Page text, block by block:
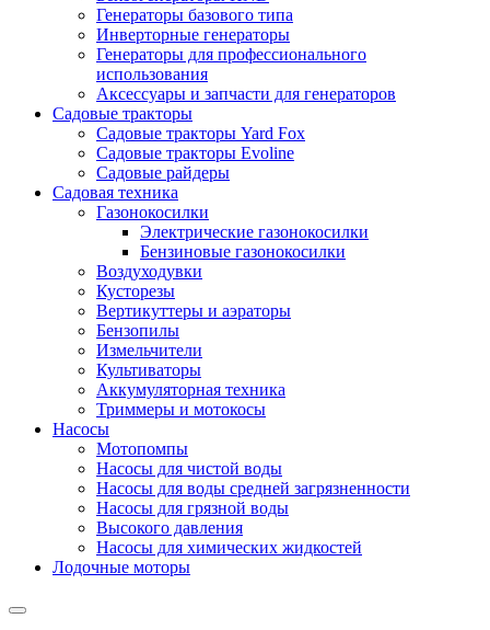
Генераторы базового типа
Инверторные генераторы
Генераторы для профессионального
использования
Аксессуары и запчасти для генераторов
Садовые тракторы
Садовые тракторы Yard Fox
Садовые тракторы Evoline
Садовые райдеры
Садовая техника
Газонокосилки
Электрические газонокосилки
Бензиновые газонокосилки
Воздуходувки
Кусторезы
Вертикуттеры и аэраторы
Бензопилы
Измельчители
Культиваторы
Аккумуляторная техника
Триммеры и мотокосы
Насосы
Мотопомпы
Насосы для чистой воды
Насосы для воды средней загрязненности
Насосы для грязной воды
Высокого давления
Насосы для химических жидкостей
Лодочные моторы